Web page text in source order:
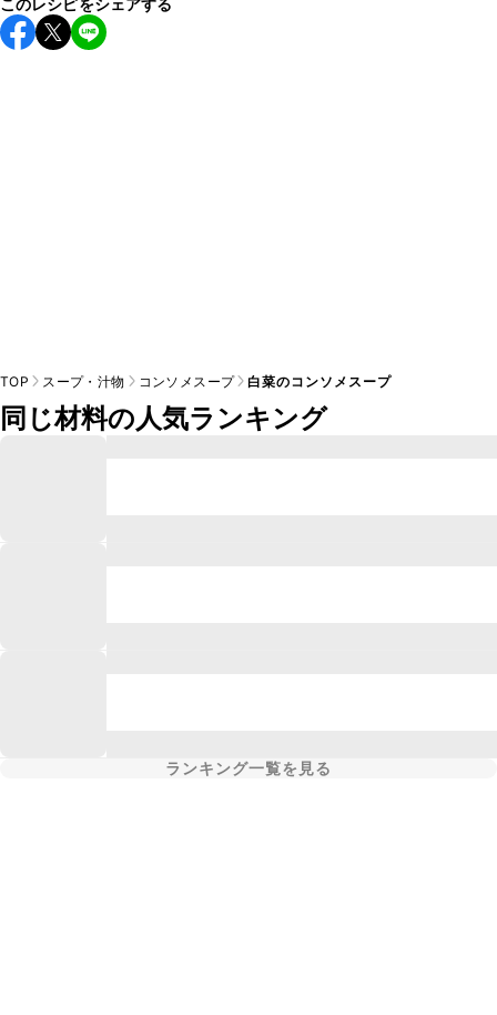
保存期間は冷蔵で翌日中が目安です。なるべくお早めにお召
し上がりください。
このレシピをシェアする
TOP スープ・汁物 コンソメスープ 白菜のコンソメスープ
同じ材料の人気ランキング
ランキング一覧を見る